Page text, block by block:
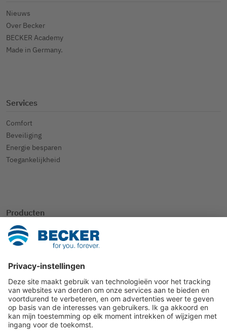
Nieuws
Over Becker
BECKER Academy
Made in Germany.
Services
Comfort
Beveiliging
Energie besparen
Toegankelijkheid
Producten
SmartHome
Rolluik
Andere toepassingen
Contact